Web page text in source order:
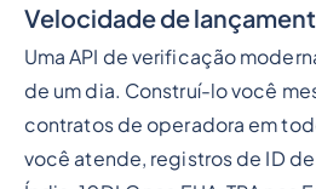
Velocidade de
Uma API de verificação
de um dia. Construí-lo você
contratos de operadora em
você atende, registros de ID de